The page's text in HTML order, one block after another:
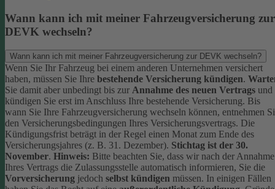
Wann kann ich mit meiner Fahrzeugversicherung zur
DEVK wechseln?
Wann kann ich mit meiner Fahrzeugversicherung zur DEVK wechseln?
Wenn Sie Ihr Fahrzeug bei einem anderen Unternehmen versichert
haben, müssen Sie Ihre bestehende Versicherung kündigen.
Sie damit aber unbedingt bis zur Annahme des neuen Vertrags und
kündigen Sie erst im Anschluss Ihre bestehende Versicherung. Bis
wann Sie Ihre Fahrzeugversicherung wechseln können, entnehmen
den Versicherungsbedingungen Ihres Versicherungsvertrags. Die
Kündigungsfrist beträgt in der Regel einen Monat zum Ende des
Versicherungsjahres (z. B. 31. Dezember). Stichtag ist der 30.
November. Hinweis: Bitte beachten Sie, dass wir nach der Annahme
Ihres Vertrags die Zulassungsstelle automatisch informieren, Sie die
Vorversicherung jedoch selbst kündigen müssen. In einigen Fällen